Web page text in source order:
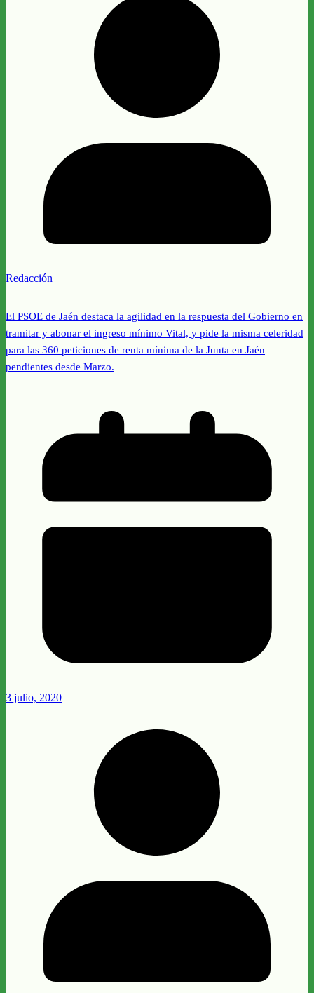
Redacción
El PSOE de Jaén destaca la agilidad en la respuesta del Gobierno en
tramitar y abonar el ingreso mínimo Vital, y pide la misma celeridad
para las 360 peticiones de renta mínima de la Junta en Jaén
pendientes desde Marzo.
3 julio, 2020